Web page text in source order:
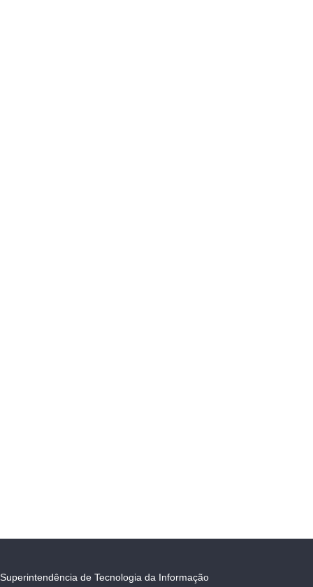
Superintendência de Tecnologia da Informação